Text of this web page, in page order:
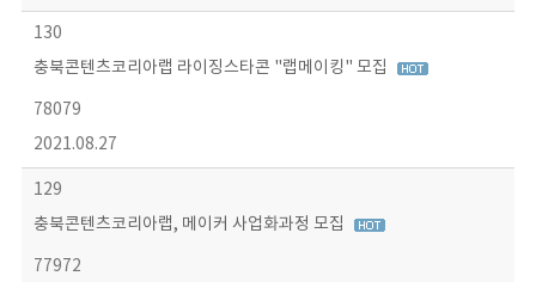
130
충북콘텐츠코리아랩 라이징스타콘 "랩메이킹" 모집
78079
2021.08.27
129
충북콘텐츠코리아랩, 메이커 사업화과정 모집
77972